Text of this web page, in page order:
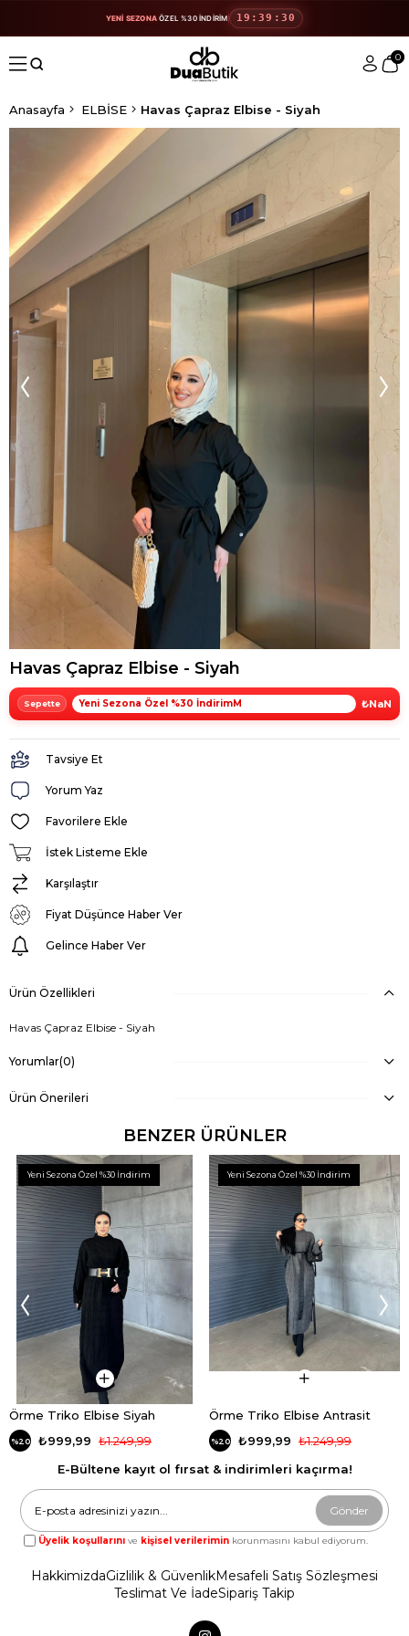
YENİ SEZONAÖZEL %30 İNDİRİM 19:39:30
0
Anasayfa ELBİSE Havas Çapraz Elbise - Siyah
Havas Çapraz Elbise - Siyah
Yeni Sezona Özel %30 İndirimM ₺NaN
Tavsiye Et
Yorum Yaz
Favorilere Ekle
İstek Listeme Ekle
Karşılaştır
Fiyat Düşünce Haber Ver
Gelince Haber Ver
Ürün Özellikleri
Havas Çapraz Elbise - Siyah
Yorumlar(0)
Ürün Önerileri
BENZER ÜRÜNLER
Örme Triko Elbise Siyah
%20 ₺999,99 ₺1.249,99
Yeni Sezona Özel %30 İndirim
Örme Triko Elbise Antrasit
%20 ₺999,99 ₺1.249,99
Yeni Sezona Özel %30 İndirim
E-Bültene kayıt ol fırsat & indirimleri kaçırma!
Gönder
Üyelik koşullarını ve kişisel verilerimin korunmasını kabul ediyorum.
HakkimizdaGizlilik & GüvenlikMesafeli Satış Sözleşmesi
Teslimat Ve İadeSipariş Takip